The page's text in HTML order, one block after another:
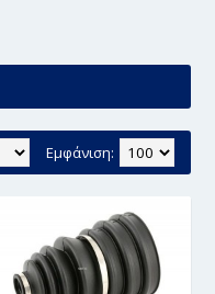
Εμφάνιση: